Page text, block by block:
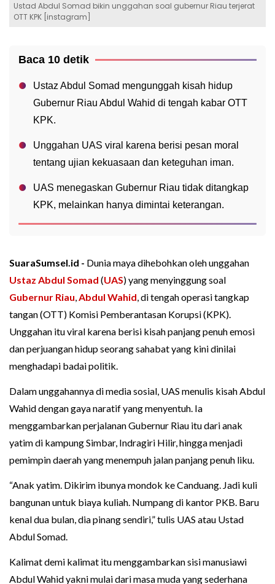
Ustad Abdul Somad bikin unggahan soal gubernur Riau terjerat
OTT KPK [instagram]
Baca 10 detik
Ustaz Abdul Somad mengunggah kisah hidup
Gubernur Riau Abdul Wahid di tengah kabar OTT
KPK.
Unggahan UAS viral karena berisi pesan moral
tentang ujian kekuasaan dan keteguhan iman.
UAS menegaskan Gubernur Riau tidak ditangkap
KPK, melainkan hanya dimintai keterangan.
SuaraSumsel.id - Dunia maya dihebohkan oleh unggahan
Ustaz Abdul Somad (UAS) yang menyinggung soal
Gubernur Riau,Abdul Wahid, di tengah operasi tangkap
tangan (OTT) Komisi Pemberantasan Korupsi (KPK).
Unggahan itu viral karena berisi kisah panjang penuh emosi
dan perjuangan hidup seorang sahabat yang kini dinilai
menghadapi badai politik.
Dalam unggahannya di media sosial, UAS menulis kisah Abdul
Wahid dengan gaya naratif yang menyentuh. Ia
menggambarkan perjalanan Gubernur Riau itu dari anak
yatim di kampung Simbar, Indragiri Hilir, hingga menjadi
pemimpin daerah yang menempuh jalan panjang penuh liku.
“Anak yatim. Dikirim ibunya mondok ke Canduang. Jadi kuli
bangunan untuk biaya kuliah. Numpang di kantor PKB. Baru
kenal dua bulan, dia pinang sendiri,” tulis UAS atau Ustad
Abdul Somad.
Kalimat demi kalimat itu menggambarkan sisi manusiawi
Abdul Wahid yakni mulai dari masa muda yang sederhana